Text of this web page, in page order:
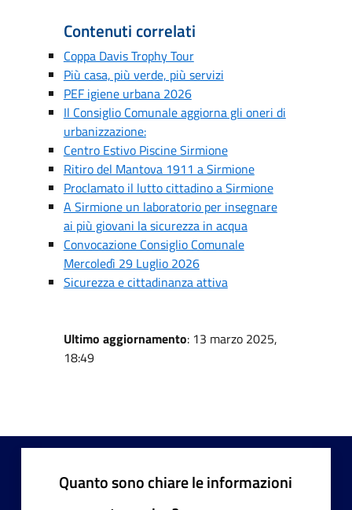
Contenuti correlati
Coppa Davis Trophy Tour
Più casa, più verde, più servizi
PEF igiene urbana 2026
Il Consiglio Comunale aggiorna gli oneri di
urbanizzazione:
Centro Estivo Piscine Sirmione
Ritiro del Mantova 1911 a Sirmione
Proclamato il lutto cittadino a Sirmione
A Sirmione un laboratorio per insegnare
ai più giovani la sicurezza in acqua
Convocazione Consiglio Comunale
Mercoledì 29 Luglio 2026
Sicurezza e cittadinanza attiva
Ultimo aggiornamento: 13 marzo 2025,
18:49
Quanto sono chiare le informazioni